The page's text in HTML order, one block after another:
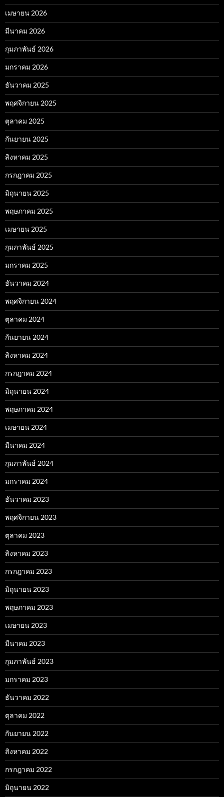
เมษายน 2026
มีนาคม 2026
กุมภาพันธ์ 2026
มกราคม 2026
ธันวาคม 2025
พฤศจิกายน 2025
ตุลาคม 2025
กันยายน 2025
สิงหาคม 2025
กรกฎาคม 2025
มิถุนายน 2025
พฤษภาคม 2025
เมษายน 2025
กุมภาพันธ์ 2025
มกราคม 2025
ธันวาคม 2024
พฤศจิกายน 2024
ตุลาคม 2024
กันยายน 2024
สิงหาคม 2024
กรกฎาคม 2024
มิถุนายน 2024
พฤษภาคม 2024
เมษายน 2024
มีนาคม 2024
กุมภาพันธ์ 2024
มกราคม 2024
ธันวาคม 2023
พฤศจิกายน 2023
ตุลาคม 2023
สิงหาคม 2023
กรกฎาคม 2023
มิถุนายน 2023
พฤษภาคม 2023
เมษายน 2023
มีนาคม 2023
กุมภาพันธ์ 2023
มกราคม 2023
ธันวาคม 2022
ตุลาคม 2022
กันยายน 2022
สิงหาคม 2022
กรกฎาคม 2022
มิถุนายน 2022